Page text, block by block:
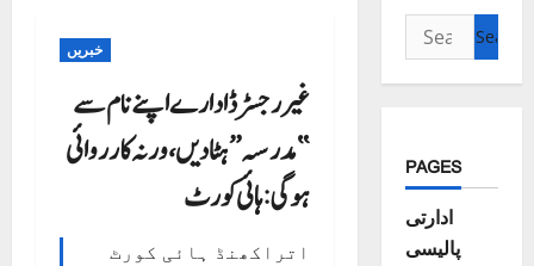
خبریں
غیر رجسٹرڈ ادارے اپنے نام سے
”مدرسہ“ہٹا دیں، ورنہ کارروائی
ہوگی: ہائی کورٹ
اتراکھنڈ ہائی کورٹ
Search
for:
PAGES
ادارتی
پالیسی